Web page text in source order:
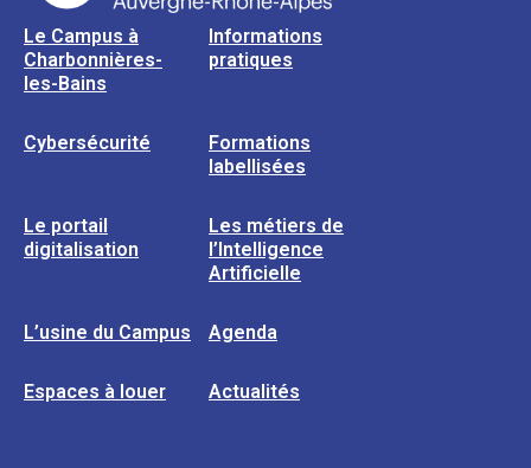
Le Campus à
Charbonnières-
les-Bains
Informations
pratiques
Cybersécurité
Formations
labellisées
Le portail
digitalisation
Les métiers de
l’Intelligence
Artificielle
L’usine du Campus Agenda
Espaces à louer Actualités